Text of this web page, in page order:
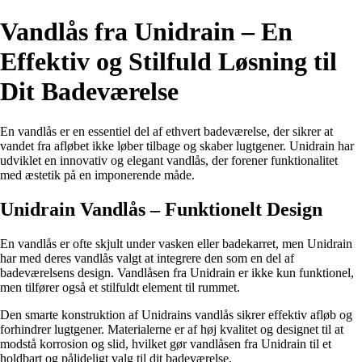
Vandlås fra Unidrain – En
Effektiv og Stilfuld Løsning til
Dit Badeværelse
En vandlås er en essentiel del af ethvert badeværelse, der sikrer at
vandet fra afløbet ikke løber tilbage og skaber lugtgener. Unidrain har
udviklet en innovativ og elegant vandlås, der forener funktionalitet
med æstetik på en imponerende måde.
Unidrain Vandlås – Funktionelt Design
En vandlås er ofte skjult under vasken eller badekarret, men Unidrain
har med deres vandlås valgt at integrere den som en del af
badeværelsens design. Vandlåsen fra Unidrain er ikke kun funktionel,
men tilfører også et stilfuldt element til rummet.
Den smarte konstruktion af Unidrains vandlås sikrer effektiv afløb og
forhindrer lugtgener. Materialerne er af høj kvalitet og designet til at
modstå korrosion og slid, hvilket gør vandlåsen fra Unidrain til et
holdbart og pålideligt valg til dit badeværelse.